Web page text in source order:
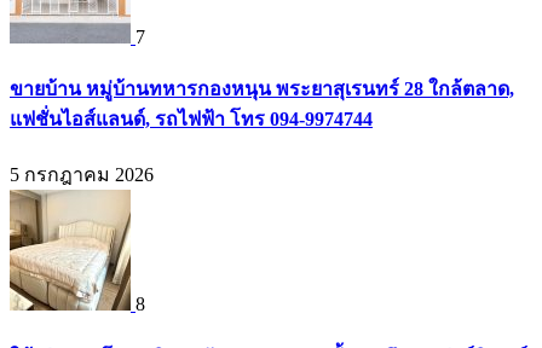
7
ขายบ้าน หมู่บ้านทหารกองหนุน พระยาสุเรนทร์ 28 ใกล้ตลาด,
แฟชั่นไอส์แลนด์, รถไฟฟ้า โทร 094-9974744
5 กรกฎาคม 2026
8